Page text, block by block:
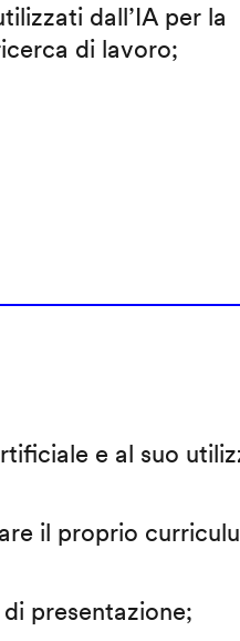
dall’IA per la
di lavoro;
e al suo
il proprio
presentazione;